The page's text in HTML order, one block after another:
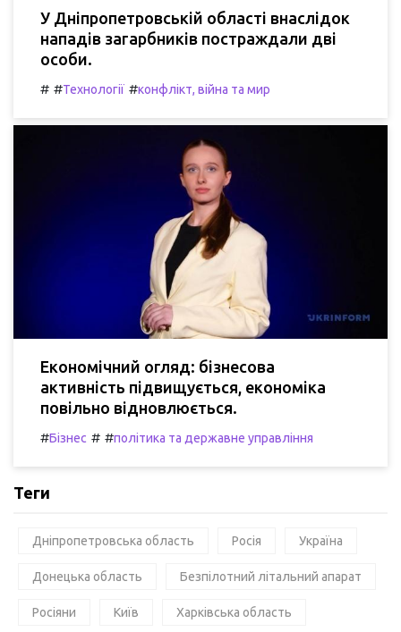
У Дніпропетровській області внаслідок
нападів загарбників постраждали дві
особи.
# #Технології #конфлікт, війна та мир
Економічний огляд: бізнесова
активність підвищується, економіка
повільно відновлюється.
#Бізнес # #політика та державне управління
Теги
Дніпропетровська область Росія Україна
Донецька область Безпілотний літальний апарат
Росіяни Київ Харківська область